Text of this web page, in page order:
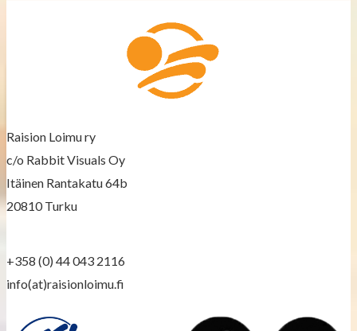
i
g
a
t
i
Raision Loimu ry
c/o Rabbit Visuals Oy
Itäinen Rantakatu 64b
20810 Turku
+358 (0) 44 043 2116
info(at)raisionloimu.fi